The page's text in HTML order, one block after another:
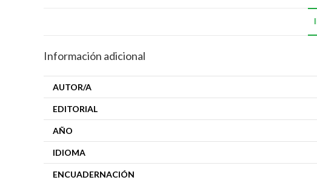
Información adicional
AUTOR/A
EDITORIAL
AÑO
IDIOMA
ENCUADERNACIÓN